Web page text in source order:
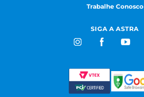
Trabalhe Conosco
SIGA A ASTRA